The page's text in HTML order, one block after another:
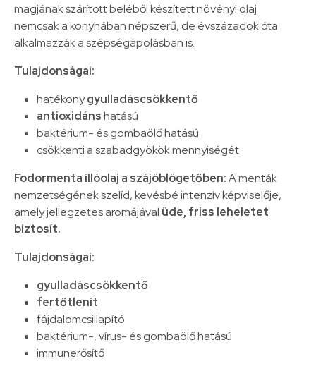
magjának szárított beléből készített növényi olaj
nemcsak a konyhában népszerű, de évszázadok óta
alkalmazzák a szépségápolásban is.
Tulajdonságai:
hatékonygyulladáscsökkentő
antioxidánshatású
baktérium- és gombaölő hatású
csökkenti a szabadgyökök mennyiségét
Fodormenta illóolaj a szájöblögetőben:A menták
nemzetségének szelíd, kevésbé intenzív képviselője,
amely jellegzetes aromájával üde, friss leheletet
biztosít.
Tulajdonságai:
gyulladáscsökkentő
fertőtlenít
fájdalomcsillapító
baktérium-, vírus- és gombaölő hatású
immunerősítő